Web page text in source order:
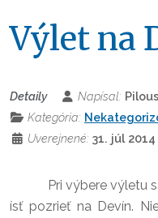
Výlet na
Detaily Napísal:
Kategória:
Uverejnené: 31. júl 2014
Pri výbere výletu
ísť pozrieť na Devín.